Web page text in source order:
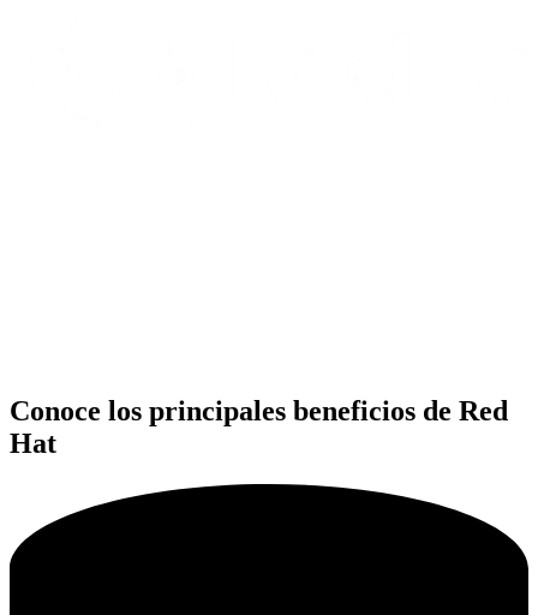
Conoce los principales beneficios de Red
Hat